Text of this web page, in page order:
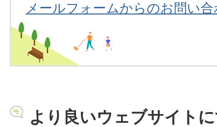
メールフォームからのお問い
より良いウェブサイト